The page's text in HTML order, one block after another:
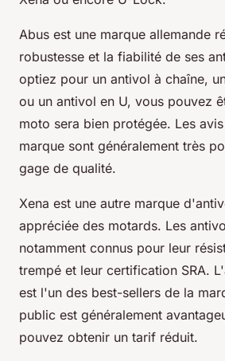
Abus est une marque allemande
robustesse et la fiabilité de ses
optiez pour un antivol à chaîne,
ou un antivol en U, vous pouvez
moto sera bien protégée. Les
marque sont généralement très
gage de qualité.
Xena est une autre marque
appréciée des motards. Les
notamment connus pour leur
trempé et leur certification SRA.
est l'un des best-sellers de la
public est généralement
pouvez obtenir un tarif réduit.